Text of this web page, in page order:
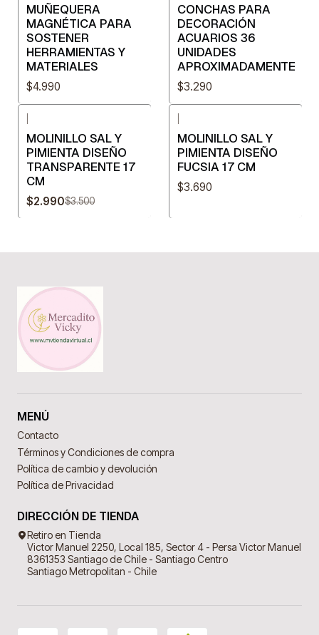
MUÑEQUERA
MAGNÉTICA PARA
SOSTENER
HERRAMIENTAS Y
MATERIALES
$4.990
CONCHAS PARA
DECORACIÓN
ACUARIOS 36
UNIDADES
APROXIMADAMENTE
$3.290
MOLINILLO SAL Y
PIMIENTA DISEÑO
TRANSPARENTE 17
CM
$2.990$3.500
MOLINILLO SAL Y
PIMIENTA DISEÑO
FUCSIA 17 CM
$3.690
MENÚ
Contacto
Términos y Condiciones de compra
Política de cambio y devolución
Política de Privacidad
DIRECCIÓN DE TIENDA
Retiro en Tienda
Victor Manuel 2250, Local 185, Sector 4 - Persa Victor Manuel
8361353 Santiago de Chile - Santiago Centro
Santiago Metropolitan - Chile